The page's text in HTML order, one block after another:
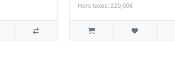
Hors taxes: 220,00€